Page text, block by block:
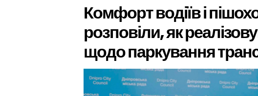
Комфорт водіїв і
розповіли, як
щодо паркування